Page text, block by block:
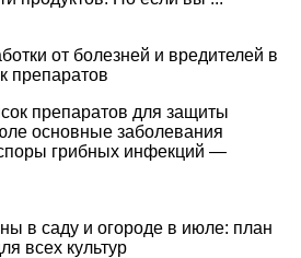
от болезней и вредителей в
препаратов
препаратов для защиты
основные заболевания
грибных инфекций —
в саду и огороде в июле: план
всех культур